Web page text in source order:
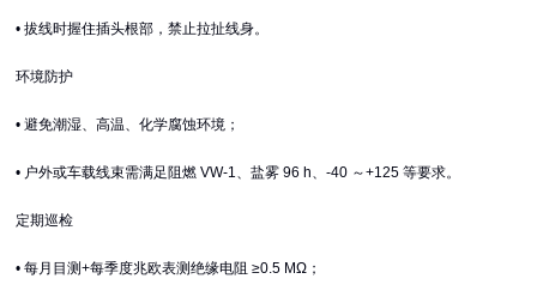
• 拔线时握住插头根部，禁止拉扯线身。
环境防护
• 避免潮湿、高温、化学腐蚀环境；
• 户外或车载线束需满足阻燃 VW-1、盐雾 96 h、-40 ～+125 等要求。
定期巡检
• 每月目测+每季度兆欧表测绝缘电阻 ≥0.5 MΩ；